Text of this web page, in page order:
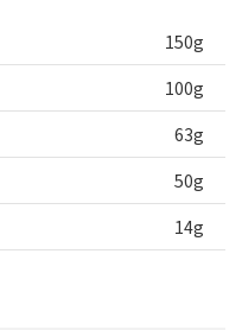
150g
100g
63g
50g
14g